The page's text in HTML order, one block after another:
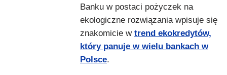
Banku w postaci pożyczek na
ekologiczne rozwiązania wpisuje się
znakomicie w trend ekokredytów,
który panuje w wielu bankach w
Polsce.